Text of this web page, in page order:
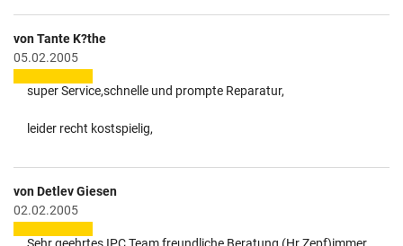
von Tante K?the
05.02.2005
super Service,schnelle und prompte Reparatur,
leider recht kostspielig,
von Detlev Giesen
02.02.2005